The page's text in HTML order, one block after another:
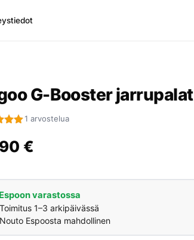
G-Booster jarrupalat
1 arvostelua
€
Espoon varastossa
Toimitus 1–3 arkipäivässä
Nouto Espoosta mahdollinen